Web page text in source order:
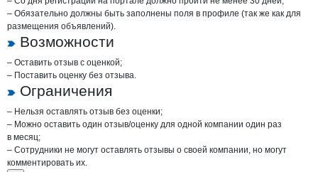
– Обязательно должны быть заполнены поля в профиле (так же как для
размещения объявлений).
Возможности
– Оставить отзыв с оценкой;
– Поставить оценку без отзыва.
Ограничения
– Нельзя оставлять отзыв без оценки;
– Можно оставить один отзыв/оценку для одной компании один раз
в месяц;
– Сотрудники не могут оставлять отзывы о своей компании, но могут
комментировать их.